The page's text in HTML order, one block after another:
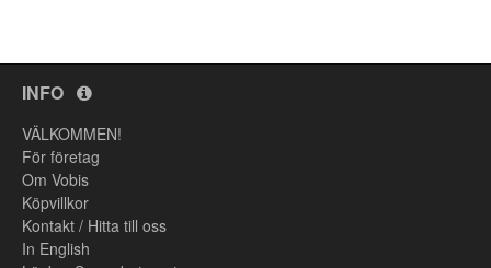
INFO
VÄLKOMMEN!
För företag
Om Vobis
Köpvillkor
Kontakt / Hitta till oss
In English